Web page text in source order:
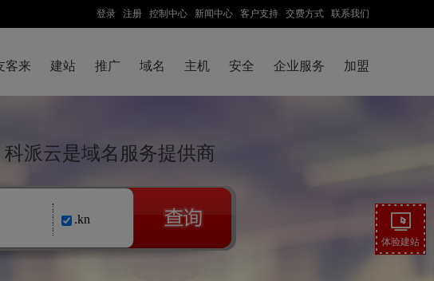
登录 注册 控制中心 新闻中心 客户支持 交费方式 联系我们
客来 建站 推广 域名 主机 安全 企业服务 加盟
科派云是域名服务提供商
.kn
体验建站